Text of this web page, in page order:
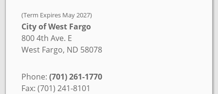
(Term Expires May 2027)
City of West Fargo
800 4th Ave. E
West Fargo, ND 58078
Phone:(701) 261-1770
Fax: (701) 241-8101